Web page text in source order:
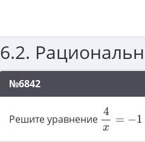
6.2.
№6842
Решите уравнение
4
x
= −1
4x